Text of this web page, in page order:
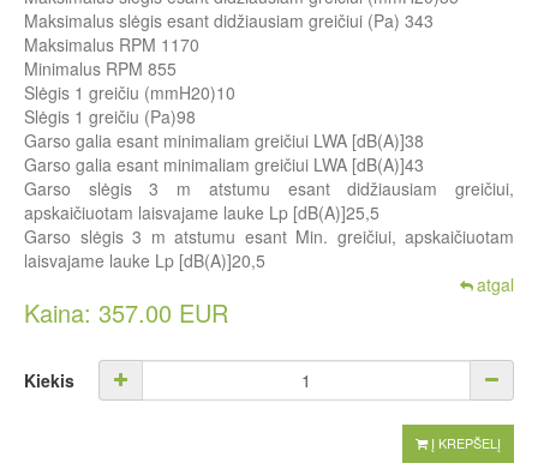
Maksimalus slėgis esant didžiausiam greičiui (Pa) 343
Maksimalus RPM 1170
Minimalus RPM 855
Slėgis 1 greičiu (mmH20)10
Slėgis 1 greičiu (Pa)98
Garso galia esant minimaliam greičiui LWA [dB(A)]38
Garso galia esant minimaliam greičiui LWA [dB(A)]43
Garso slėgis 3 m atstumu esant didžiausiam greičiui,
apskaičiuotam laisvajame lauke Lp [dB(A)]25,5
Garso slėgis 3 m atstumu esant Min. greičiui, apskaičiuotam
laisvajame lauke Lp [dB(A)]20,5
atgal
Kaina: 357.00 EUR
Kiekis
Į KREPŠELĮ